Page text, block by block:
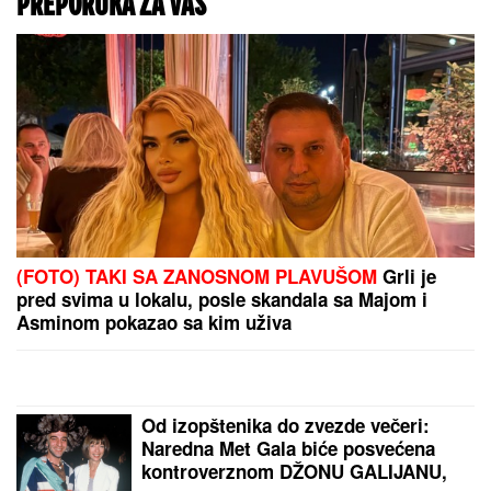
"OSTATAK ŽIVOTA
POSVEĆUJEM SAMO
KVALITETU I ISKONSKIM
STVARIMA"Jovana
Jeremić poslala jasnu
poruku nakon što je
Dragan objavio veridbu
OVO CECINO PRIZNANJE